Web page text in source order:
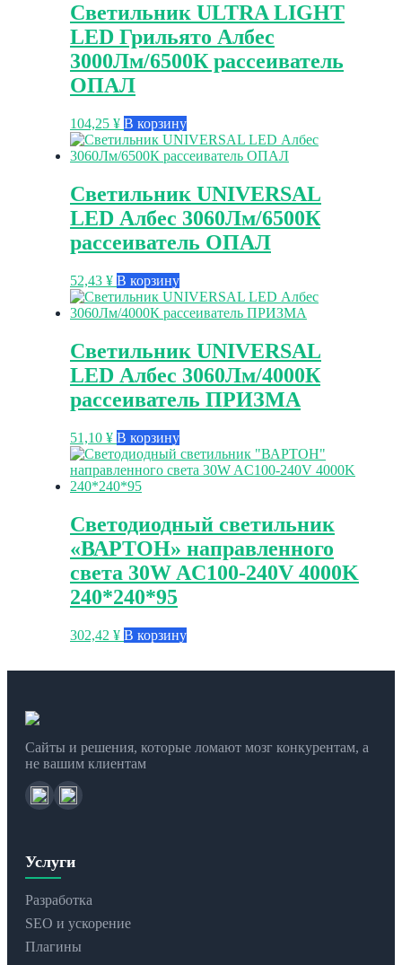
Светильник ULTRA LIGHT
LED Грильято Албес
3000Лм/6500К рассеиватель
ОПАЛ
104,25 ¥ В корзину
Светильник UNIVERSAL
LED Албес 3060Лм/6500К
рассеиватель ОПАЛ
52,43 ¥ В корзину
Светильник UNIVERSAL
LED Албес 3060Лм/4000К
рассеиватель ПРИЗМА
51,10 ¥ В корзину
Светодиодный светильник
«ВАРТОН» направленного
света 30W AC100-240V 4000K
240*240*95
302,42 ¥ В корзину
Сайты и решения, которые ломают мозг конкурентам, а
не вашим клиентам
Услуги
Разработка
SEO и ускорение
Плагины